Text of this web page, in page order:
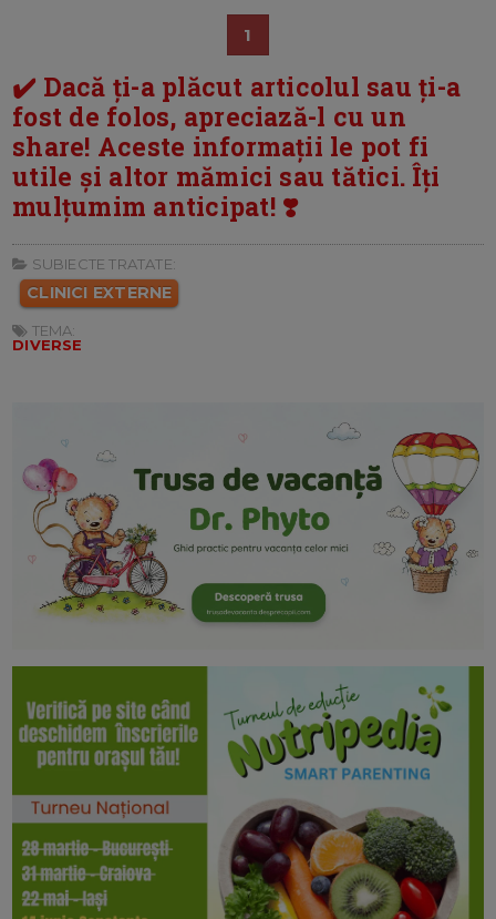
1
✔️ Dacă ți-a plăcut articolul sau ți-a
fost de folos, apreciază-l cu un
share! Aceste informații le pot fi
utile și altor mămici sau tătici. Îți
mulțumim anticipat! ❣️
SUBIECTE TRATATE:
CLINICI EXTERNE
TEMA:
DIVERSE